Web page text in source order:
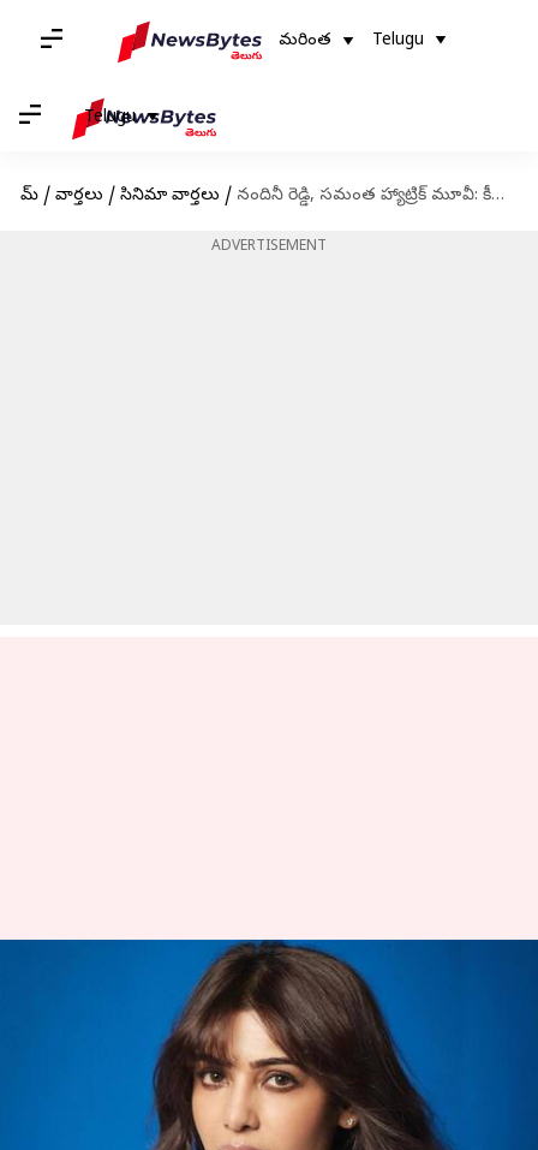
మరింత Telugu
Telugu
హోమ్ / వార్తలు / సినిమా వార్తలు / నందినీ రెడ్డి, సమంత హ్యాట్రిక్ మూవీ: కీలక పాత్రలో డీజే టిల్లు ఫేమ్ సిద్ధు?
ADVERTISEMENT
నందినీ రెడ్డి, సమంత హ్యాట్రిక్ మూవీ:
కీలక పాత్రలో డీజే టిల్లు ఫేమ్ సిద్ధు?
Sriram Pranateja May 17, 2023 12:40 pm
ఈ వార్తాకథనం ఏంటి